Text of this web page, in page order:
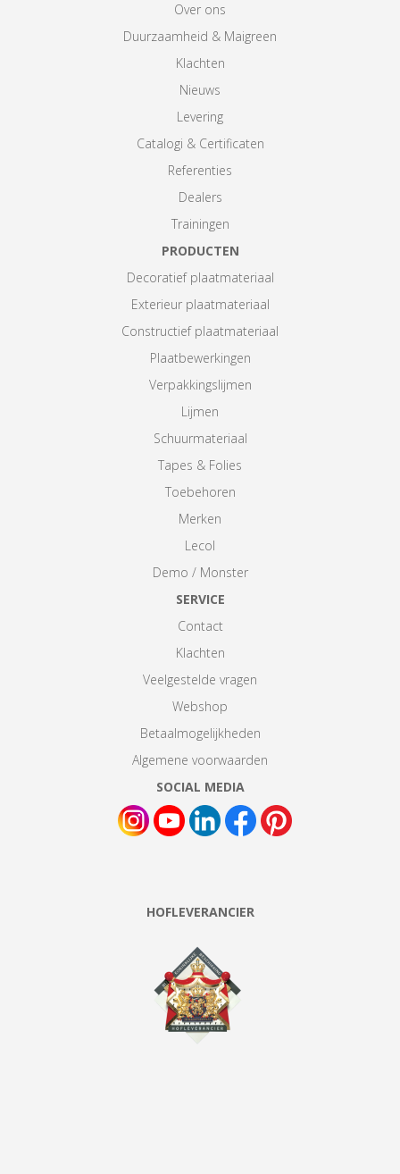
Over ons
Duurzaamheid & Maigreen
Klachten
Nieuws
Levering
Catalogi & Certificaten
Referenties
Dealers
Trainingen
PRODUCTEN
Decoratief plaatmateriaal
Exterieur plaatmateriaal
Constructief plaatmateriaal
Plaatbewerkingen
Verpakkingslijmen
Lijmen
Schuurmateriaal
Tapes & Folies
Toebehoren
Merken
Lecol
Demo / Monster
SERVICE
Contact
Klachten
Veelgestelde vragen
Webshop
Betaalmogelijkheden
Algemene voorwaarden
SOCIAL MEDIA
HOFLEVERANCIER